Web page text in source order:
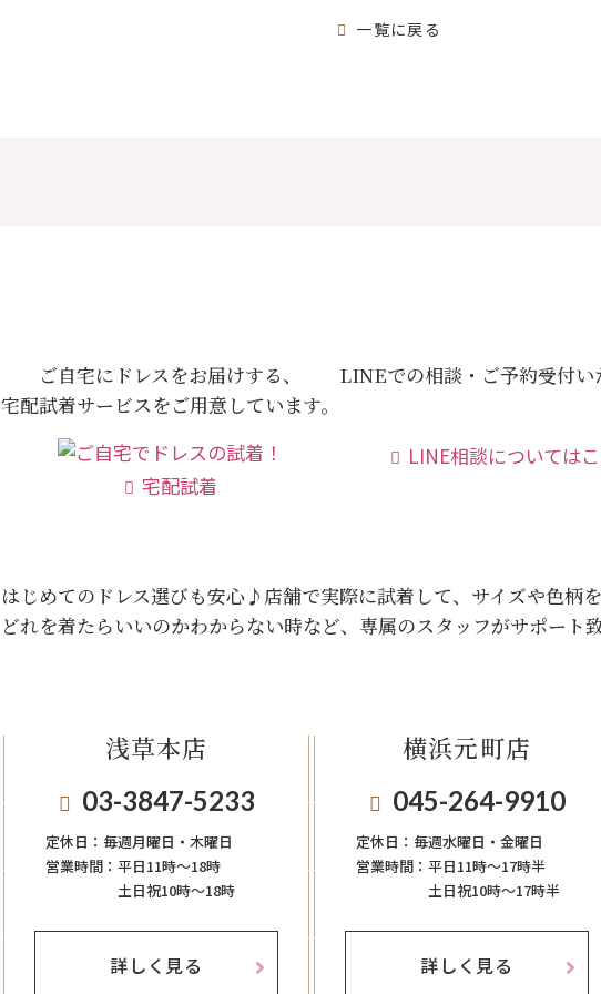
一覧に戻る
ご自宅にドレスをお届けする、
宅配試着サービスをご用意しています。
宅配試着
LINEでの相談・ご予約受付い
LINE相談については
はじめてのドレス選びも安心♪ 店舗で実際に試着して、サイズや色柄
どれを着たらいいのかわからない時など、専属のスタッフがサポート致
浅草本店
03-3847-5233
定休日： 毎週月曜日・木曜日
営業時間： 平日11時～18時
土日祝10時～18時
詳しく見る
横浜元町店
045-264-9910
定休日： 毎週⽔曜⽇‧⾦曜⽇
営業時間： 平日11時～17時半
土日祝10時～17時半
詳しく見る